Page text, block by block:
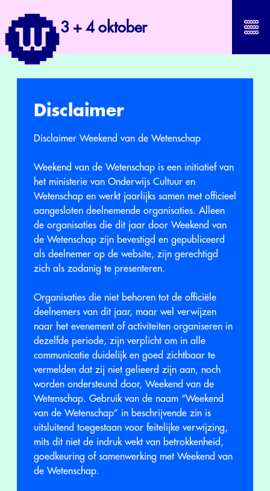
3 + 4 oktober
Disclaimer
Disclaimer Weekend van de Wetenschap
Weekend van de Wetenschap is een initiatief van
het ministerie van Onderwijs Cultuur en
Wetenschap en werkt jaarlijks samen met officieel
aangesloten deelnemende organisaties. Alleen
de organisaties die dit jaar door Weekend van
de Wetenschap zijn bevestigd en gepubliceerd
als deelnemer op de website, zijn gerechtigd
zich als zodanig te presenteren.
Organisaties die niet behoren tot de officiële
deelnemers van dit jaar, maar wel verwijzen
naar het evenement of activiteiten organiseren in
dezelfde periode, zijn verplicht om in alle
communicatie duidelijk en goed zichtbaar te
vermelden dat zij niet gelieerd zijn aan, noch
worden ondersteund door, Weekend van de
Wetenschap. Gebruik van de naam “Weekend
van de Wetenschap” in beschrijvende zin is
uitsluitend toegestaan voor feitelijke verwijzing,
mits dit niet de indruk wekt van betrokkenheid,
goedkeuring of samenwerking met Weekend van
de Wetenschap.